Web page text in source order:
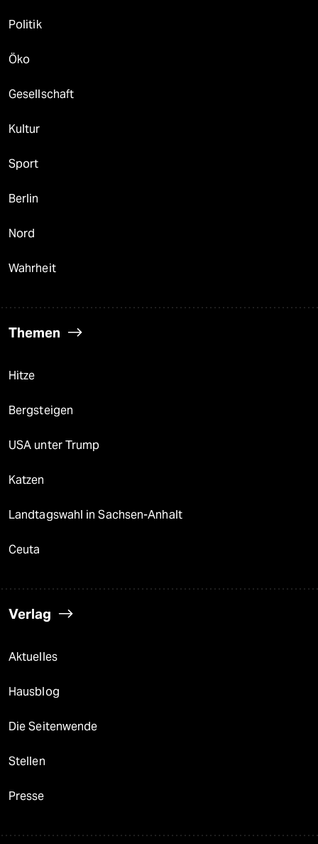
Politik
Öko
Gesellschaft
Kultur
Sport
Berlin
Nord
Wahrheit
Themen
Hitze
Bergsteigen
USA unter Trump
Katzen
Landtagswahl in Sachsen-Anhalt
Ceuta
Verlag
Aktuelles
Hausblog
Die Seitenwende
Stellen
Presse